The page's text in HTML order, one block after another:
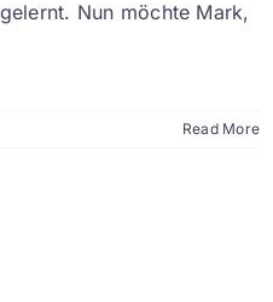
Nun möchte Mark,
Read More